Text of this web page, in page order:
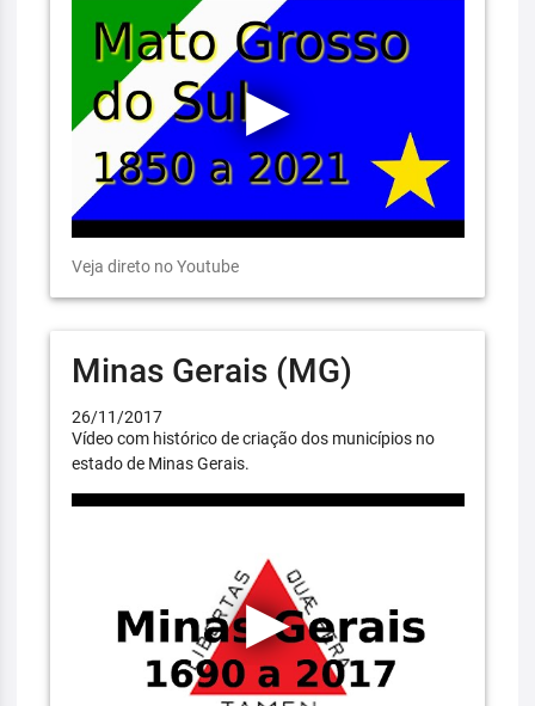
Veja direto no Youtube
Minas Gerais (MG)
26/11/2017
Vídeo com histórico de criação dos municípios no
estado de Minas Gerais.